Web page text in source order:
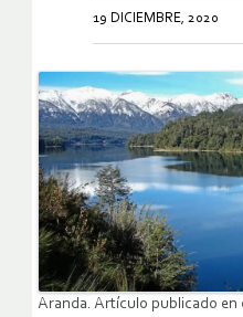
19 DICIEMBRE, 2020
Aranda. Artículo publicado en